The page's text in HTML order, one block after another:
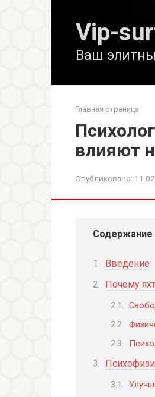
Vip-
Ваш
Главная страница
влияют
Опубликовано:
Содержание
Введение
Почему